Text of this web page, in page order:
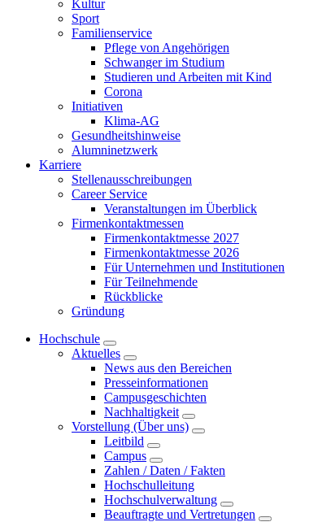
Kultur
Sport
Familienservice
Pflege von Angehörigen
Schwanger im Studium
Studieren und Arbeiten mit Kind
Corona
Initiativen
Klima-AG
Gesundheitshinweise
Alumninetzwerk
Karriere
Stellenausschreibungen
Career Service
Veranstaltungen im Überblick
Firmenkontaktmessen
Firmenkontaktmesse 2027
Firmenkontaktmesse 2026
Für Unternehmen und Institutionen
Für Teilnehmende
Rückblicke
Gründung
Hochschule
Aktuelles
News aus den Bereichen
Presseinformationen
Campusgeschichten
Nachhaltigkeit
Vorstellung (Über uns)
Leitbild
Campus
Zahlen / Daten / Fakten
Hochschulleitung
Hochschulverwaltung
Beauftragte und Vertretungen